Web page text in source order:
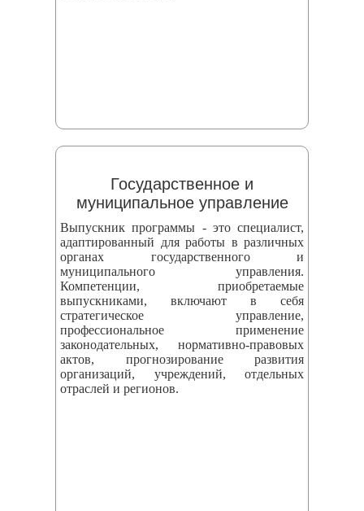
Государственное и
муниципальное управление
Выпускник программы - это специалист,
адаптированный для работы в различных
органах государственного и
муниципального управления.
Компетенции, приобретаемые
выпускниками, включают в себя
стратегическое управление,
профессиональное применение
законодательных, нормативно-правовых
актов, прогнозирование развития
организаций, учреждений, отдельных
отраслей и регионов.